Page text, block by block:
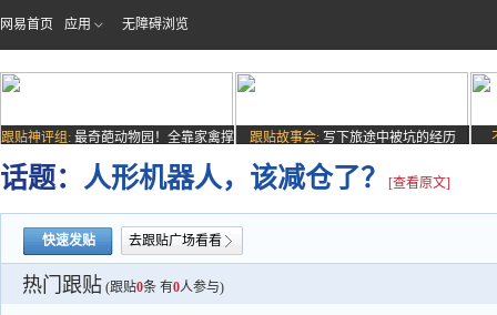
网易首页 应用 无障碍浏览
跟贴神评组: 最奇葩动物园！全靠家禽撑
场子
跟贴故事会: 写下旅途中被坑的经历
话题： 人形机器人，该减仓了？ [查看原文]
快速发贴 去跟贴广场看看
热门跟贴 (跟贴0条 有0人参与)